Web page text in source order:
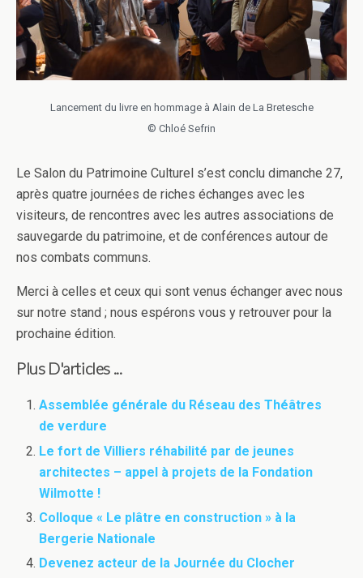
Lancement du livre en hommage à Alain de La Bretesche
© Chloé Sefrin
Le Salon du Patrimoine Culturel s’est conclu dimanche 27,
après quatre journées de riches échanges avec les
visiteurs, de rencontres avec les autres associations de
sauvegarde du patrimoine, et de conférences autour de
nos combats communs.
Merci à celles et ceux qui sont venus échanger avec nous
sur notre stand ; nous espérons vous y retrouver pour la
prochaine édition.
Plus D'articles ...
Assemblée générale du Réseau des Théâtres
de verdure
Le fort de Villiers réhabilité par de jeunes
architectes – appel à projets de la Fondation
Wilmotte !
Colloque « Le plâtre en construction » à la
Bergerie Nationale
Devenez acteur de la Journée du Clocher